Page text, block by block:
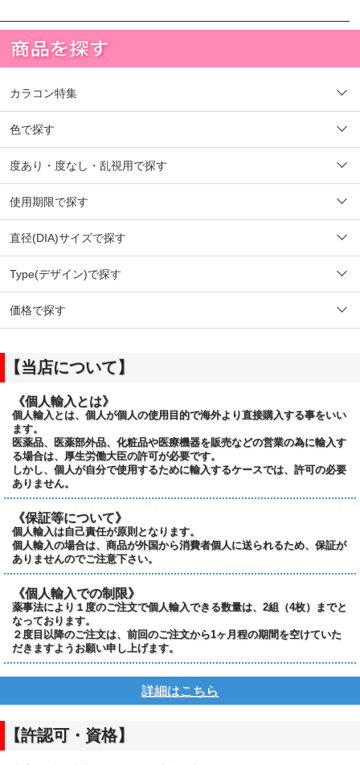
カラコン特集
色で探す
度あり・度なし・乱視用で探す
使用期限で探す
直径(DIA)サイズで探す
Type(デザイン)で探す
価格で探す
【当店について】
《個人輸入とは》
個人輸入とは、個人が個人の使用目的で海外より直接購入する事をいい
ます。
医薬品、医薬部外品、化粧品や医療機器を販売などの営業の為に輸入す
る場合は、厚生労働大臣の許可が必要です。
しかし、個人が自分で使用するために輸入するケースでは、許可の必要
ありません。
《保証等について》
個人輸入は自己責任が原則となります。
個人輸入の場合は、商品が外国から消費者個人に送られるため、保証が
ありませんのでご注意下さい。
《個人輸入での制限》
薬事法により１度のご注文で個人輸入できる数量は、2組（4枚）までと
なっております。
２度目以降のご注文は、前回のご注文から1ヶ月程の期間を空けていた
だきますようお願い申し上げます。
詳細はこちら
【許認可・資格】